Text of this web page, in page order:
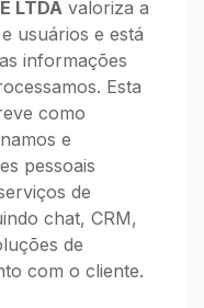
LTDA valoriza a
usuários e está
informações
Esta
como
e
pessoais
de
chat, CRM,
de
com o cliente.